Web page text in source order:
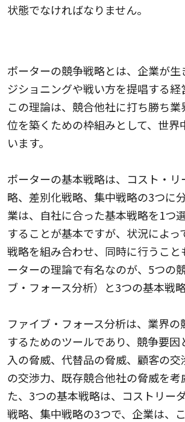
状態でなければなりません。
ポーターの競争戦略とは、企業が生
ジショニングや戦い方を提唱する経
この理論は、競合他社に打ち勝ち
位を築くための枠組みとして、世界
います。
ポーターの基本戦略は、コスト・リ
略、差別化戦略、集中戦略の3つに
業は、自社に合った基本戦略を1つ
することが基本ですが、状況によっ
戦略を組み合わせ、同時に行うこと
ーターの理論で有名なのが、5つの
ブ・フォース分析）と3つの基本戦略
ファイブ・フォース分析は、業界
するためのツールであり、競争要因
入の脅威、代替品の脅威、顧客の
の交渉力、既存競合他社の脅威を考
た、3つの基本戦略は、コストリー
戦略、集中戦略の3つで、企業は、